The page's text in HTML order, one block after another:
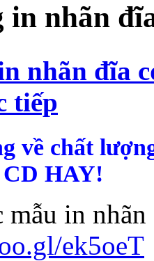
in nhãn
nhãn đĩa
tiếp
về chất
CD HAY!
mẫu in
ek5oeT